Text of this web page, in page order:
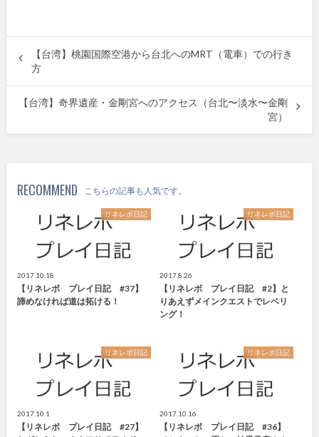
【台湾】桃園国際空港から台北へのMRT（電車）での行き
方
【台湾】奇界遺産・金剛宮へのアクセス（台北〜淡水〜金剛
宮）
RECOMMEND こちらの記事も人気です。
リネレボ日記
2017.10.18
【リネレボ プレイ日記 #37】
諦めなければ道は拓ける！
リネレボ日記
2017.8.26
【リネレボ プレイ日記 #2】と
りあえずメインクエストでレベリ
ング！
リネレボ日記
2017.10.1
【リネレボ プレイ日記 #27】
リネレボ日記
2017.10.16
【リネレボ プレイ日記 #36】